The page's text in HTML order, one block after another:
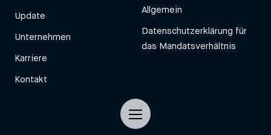
Update
Unternehmen
Karriere
Kontakt
Allgemein
Datenschutzerklärung für
das Mandatsverhältnis